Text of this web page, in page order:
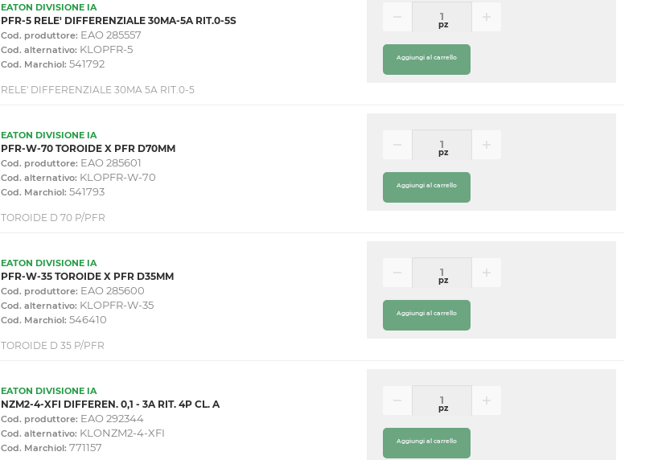
EATON DIVISIONE IA
PFR-5 RELE' DIFFERENZIALE 30MA-5A RIT.0-5S
Cod. produttore: EAO 285557
Cod. alternativo: KLOPFR-5
Cod. Marchiol: 541792
RELE' DIFFERENZIALE 30MA 5A RIT.0-5
pz
Aggiungi al carrello
EATON DIVISIONE IA
PFR-W-70 TOROIDE X PFR D70MM
Cod. produttore: EAO 285601
Cod. alternativo: KLOPFR-W-70
Cod. Marchiol: 541793
TOROIDE D 70 P/PFR
pz
Aggiungi al carrello
EATON DIVISIONE IA
PFR-W-35 TOROIDE X PFR D35MM
Cod. produttore: EAO 285600
Cod. alternativo: KLOPFR-W-35
Cod. Marchiol: 546410
TOROIDE D 35 P/PFR
pz
Aggiungi al carrello
EATON DIVISIONE IA
NZM2-4-XFI DIFFEREN. 0,1 - 3A RIT. 4P CL. A
Cod. produttore: EAO 292344
Cod. alternativo: KLONZM2-4-XFI
Cod. Marchiol: 771157
pz
Aggiungi al carrello